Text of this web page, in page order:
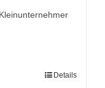
Details